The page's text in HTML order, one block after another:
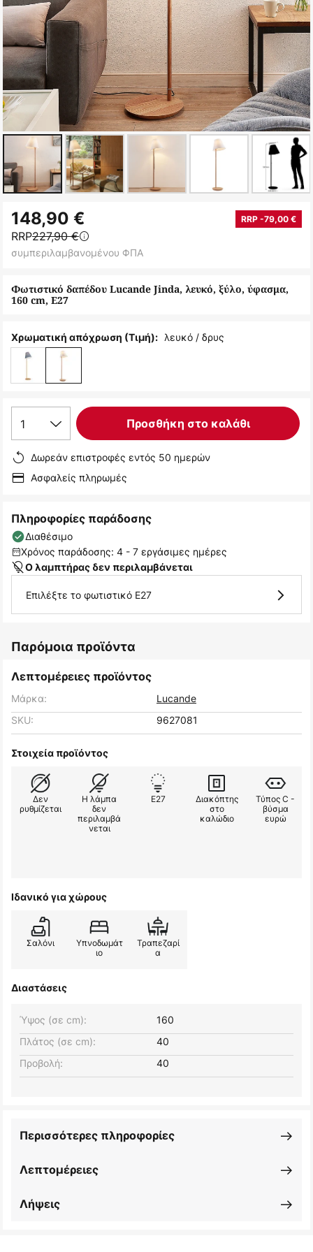
στην
αρχή
της
εικόνων
Φωτιστικό δαπέδου Lucande Jinda, λευκό, ξύλο, ύφασμα,
160 cm, E27
148,90 € RRP -79,00 €
RRP227,90 €
συμπεριλαμβανομένου ΦΠΑ
Χρωματική απόχρωση (Τιμή): λευκό / δρυς
1 Προσθήκη στο καλάθι
Δωρεάν επιστροφές εντός 50 ημερών
Ασφαλείς πληρωμές
Πληροφορίες παράδοσης
Διαθέσιμο
Χρόνος παράδοσης: 4 - 7 εργάσιμες ημέρες
Ο λαμπτήρας δεν περιλαμβάνεται
Επιλέξτε το φωτιστικό E27
Παρόμοια προϊόντα
Λεπτομέρειες προϊόντος
Μάρκα:
Lucande
SKU:
9627081
Στοιχεία προϊόντος
Δεν
ρυθμίζεται
Η λάμπα
δεν
περιλαμβά
νεται
E27
Διακόπτης
στο
καλώδιο
Τύπος C -
βύσμα
ευρώ
Ιδανικό για χώρους
Σαλόνι
Υπνοδωμάτ
ιο
Τραπεζαρί
α
Διαστάσεις
Πλάτος (σε cm): 40
Ύψος (σε cm): 160
Προβολή: 40
Λεπτομέρειες
Περισσότερες πληροφορίες
Λήψεις